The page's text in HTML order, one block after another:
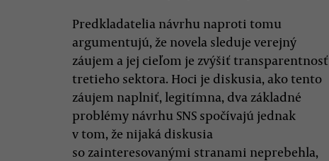
Predkladatelia návrhu naproti tomu
argumentujú, že novela sleduje verejný
záujem a jej cieľom je zvýšiť transparentnosť
tretieho sektora. Hoci je diskusia, ako tento
záujem naplniť, legitímna, dva základné
problémy návrhu SNS spočívajú jednak
v tom, že nijaká diskusia
so zainteresovanými stranami neprebehla,